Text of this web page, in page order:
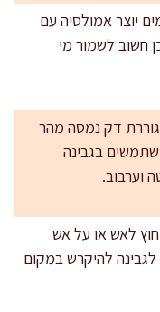
יוצר אמולסיה עם
חשוב לשמור מי
דק נמסה מהר
בגבינה
וערבוב.
לאש או על אש
לגבינה להיקרש במקום